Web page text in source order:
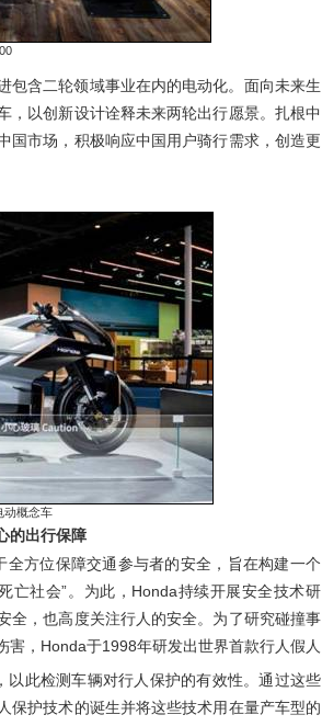
包含二轮领域事业在内的电动化。面向未来生
，以创新设计诠释未来两轮出行愿景。扎根中
国市场，积极响应中国用户骑行需求，创造更
动概念车
的出行保障
全方位保障交通参与者的安全，旨在构建一个
亡社会”。为此，Honda持续开展安全技术研
全，也高度关注行人的安全。为了研究碰撞事
，Honda于1998年研发出世界首款行人假人
以此检测车辆对行人保护的有效性。通过这些
保护技术的诞生并将这些技术用在量产车型的